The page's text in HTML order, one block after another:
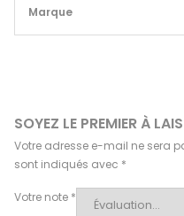
Marque
SOYEZ LE PREMIER À
Votre adresse e-mail ne sera
sont indiqués avec *
Votre note *